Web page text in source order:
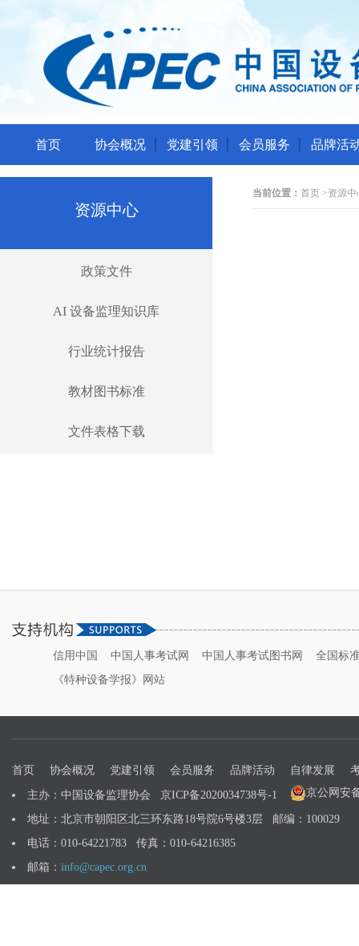
首页 协会概况 党建引领 会员服务 品牌活
资源中心
政策文件
AI 设备监理知识库
行业统计报告
教材图书标准
文件表格下载
当前位置： 首页 >资源中
信用中国 中国人事考试网 中国人事考试图书网
全国标
《特种设备学报》网站
首页 协会概况 党建引领 会员服务 品牌活动 自律发展
主办：中国设备监理协会 京ICP备2020034738号-1 京公网安
地址：北京市朝阳区北三环东路18号院6号楼3层 邮编：100029
电话：010-64221783 传真：010-64216385
邮箱： info@capec.org.cn